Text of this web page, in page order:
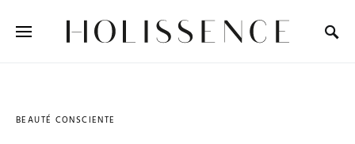
BEAUTÉ CONSCIENTE